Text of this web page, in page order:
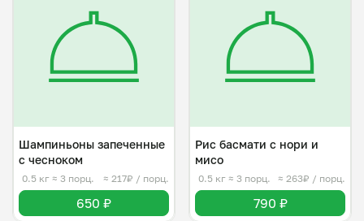
Шампиньоны запеченные
с чесноком
0.5 кг ≈ 3 порц. ≈ 217₽ / порц.
650 ₽
Рис басмати с нори и
мисо
0.5 кг ≈ 3 порц. ≈ 263₽ / порц.
790 ₽